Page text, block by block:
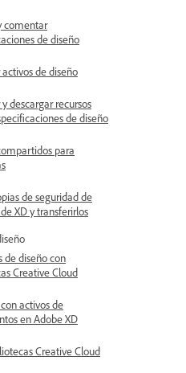
comentar
de diseño
de diseño
descargar recursos
de diseño
para
de seguridad de
XD y transferirlos
de diseño con
Creative Cloud
activos de
en Adobe XD
Creative Cloud